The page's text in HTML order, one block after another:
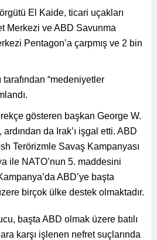
El Kaide, ticari uçakları
Merkezi ve ABD Savunma
Pentagon’a çarpmış ve 2 bin
tarafından “medeniyetler
gösteren başkan George W.
da Irak’ı işgal etti. ABD
Terörizmle Savaş Kampanyası
ile NATO’nun 5. maddesini
ABD’ye başta
birçok ülke destek olmaktadır.
başta ABD olmak üzere batılı
karşı işlenen nefret suçlarında